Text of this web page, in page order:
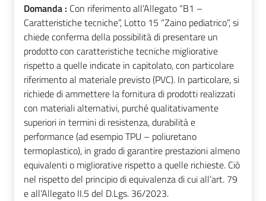
Domanda : Con riferimento all’Allegato “B1 –
Caratteristiche tecniche”, Lotto 15 “Zaino pediatrico”, si
chiede conferma della possibilità di presentare un
prodotto con caratteristiche tecniche migliorative
rispetto a quelle indicate in capitolato, con particolare
riferimento al materiale previsto (PVC). In particolare, si
richiede di ammettere la fornitura di prodotti realizzati
con materiali alternativi, purché qualitativamente
superiori in termini di resistenza, durabilità e
performance (ad esempio TPU – poliuretano
termoplastico), in grado di garantire prestazioni almeno
equivalenti o migliorative rispetto a quelle richieste. Ciò
nel rispetto del principio di equivalenza di cui all’art. 79
e all’Allegato II.5 del D.Lgs. 36/2023.